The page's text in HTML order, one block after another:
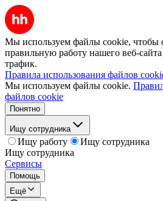
Мы используем файлы cookie, чтобы
правильную работу нашего веб-
трафик.
Правила использования файлов
Мы используем файлы cookie.
файлов cookie
Понятно
Ищу сотрудника
Ищу работу
Ищу сотрудника
Ищу сотрудника
Сервисы
Помощь
Ещё